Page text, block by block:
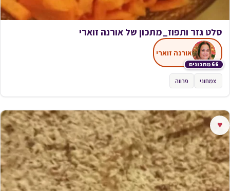
סלט גזר ותפוז_מתכון של אורנה זוארי
66 מתכונים
אורנה זוארי
צמחוני פרווה
♥